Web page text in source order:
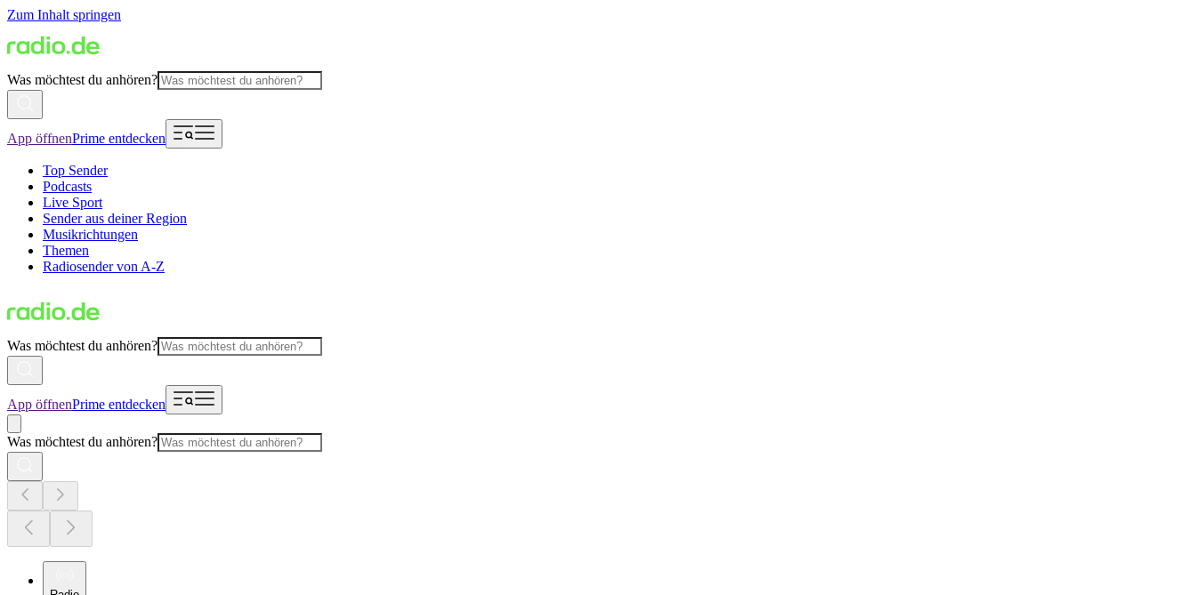
Zum Inhalt springen
Was möchtest du anhören?
App öffnenPrime entdecken
Top Sender
Podcasts
Live Sport
Sender aus deiner Region
Musikrichtungen
Themen
Radiosender von A-Z
Was möchtest du anhören?
App öffnenPrime entdecken
Was möchtest du anhören?